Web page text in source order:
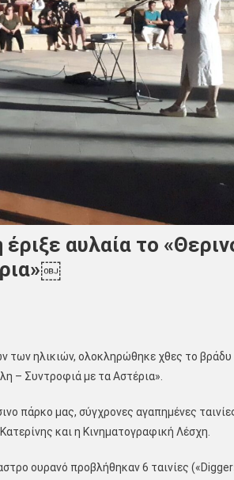
αυλαία το
των ηλικιών, ολοκληρώθηκε χθες το βράδυ
– Συντροφιά με τα Αστέρια».
πάρκο μας, σύγχρονες αγαπημένες
και η Κινηματογραφική Λέσχη.
ουρανό προβλήθηκαν 6 ταινίες